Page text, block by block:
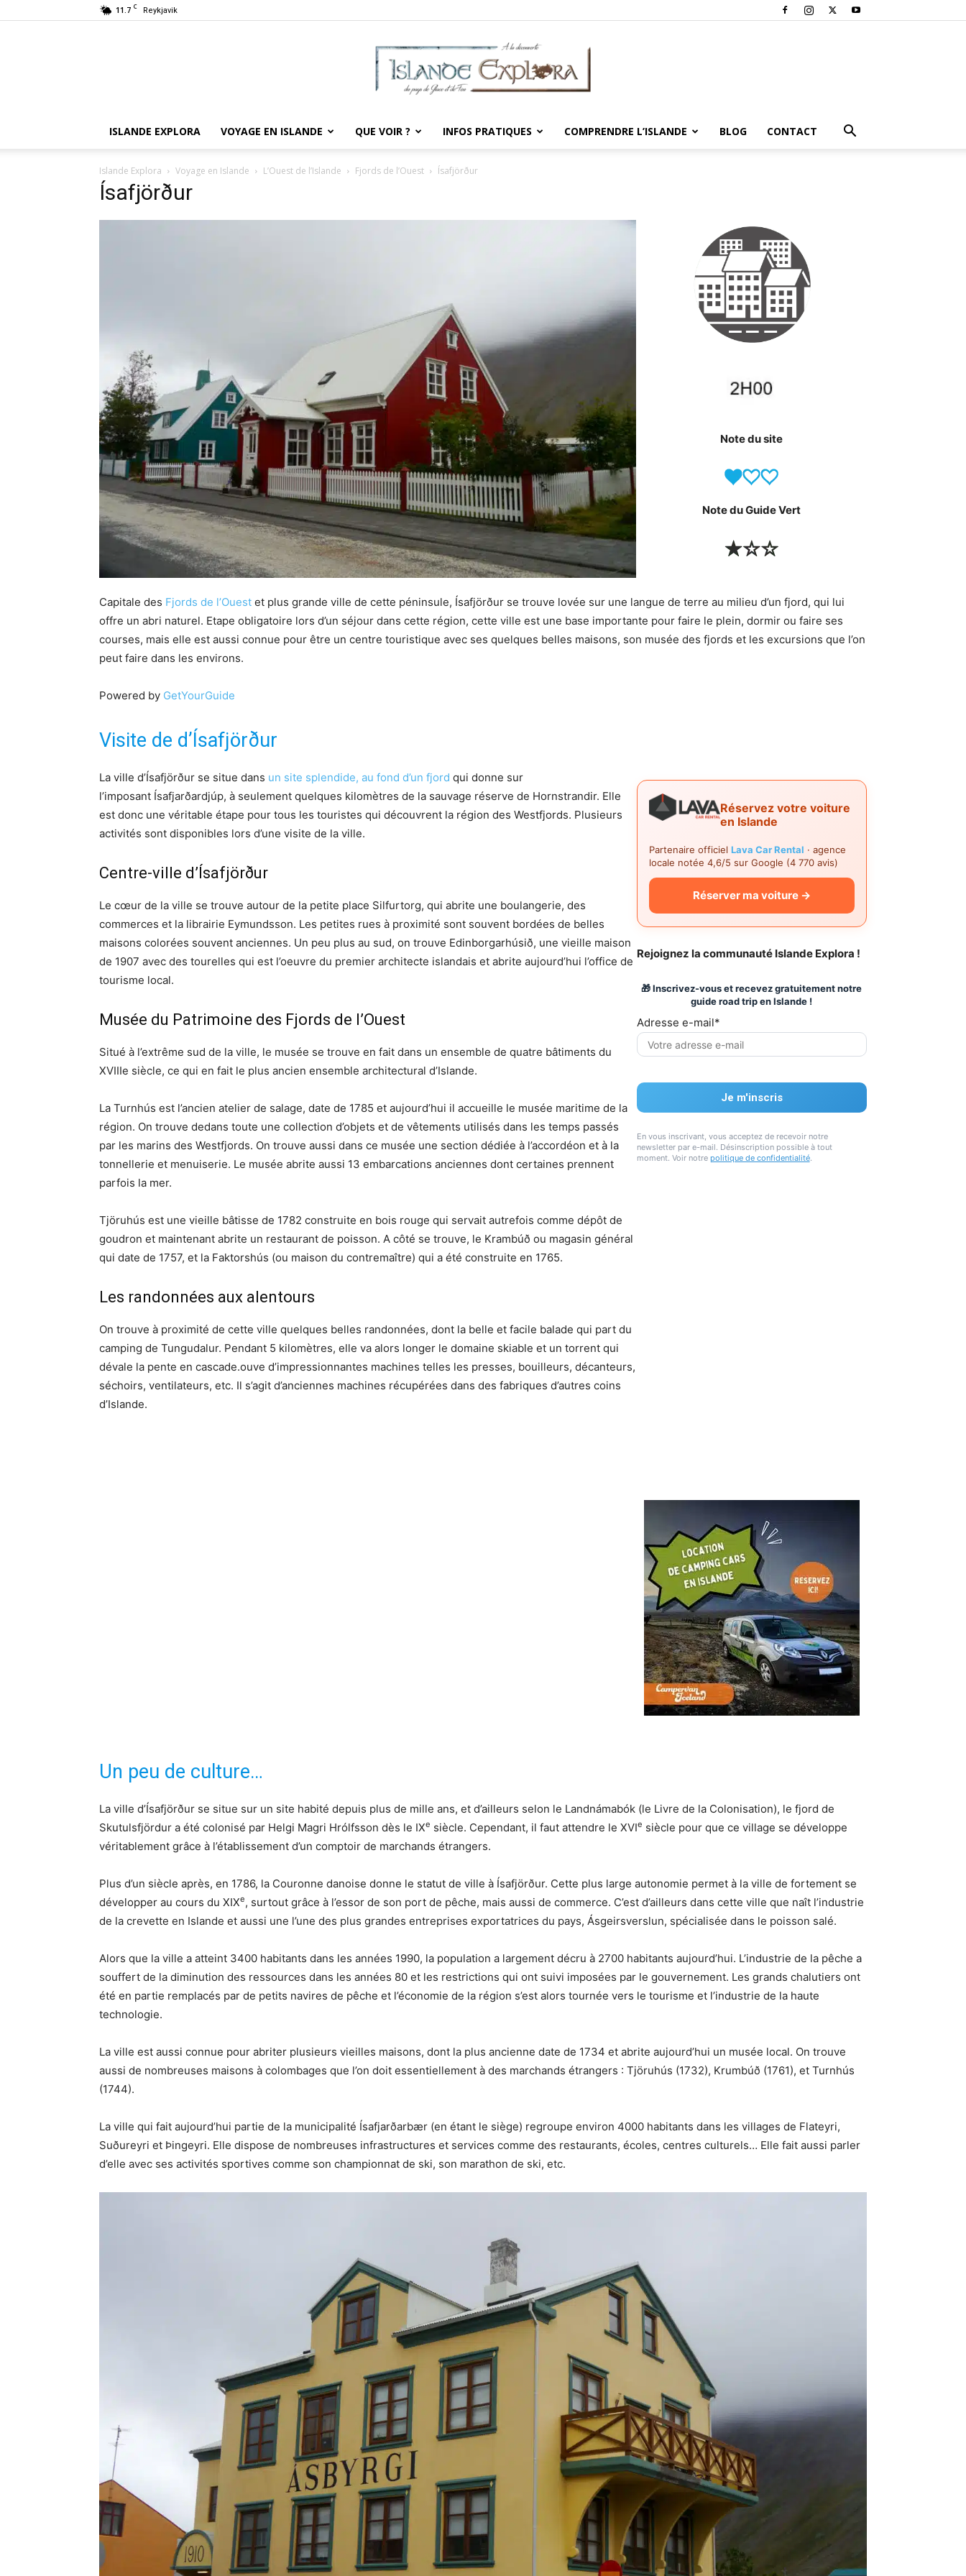
11.7 C Reykjavik
ISLANDE EXPLORA VOYAGE EN ISLANDE QUE VOIR ? INFOS PRATIQUES COMPRENDRE L’ISLANDE BLOG CONTACT
Islande Explora Voyage en Islande L’Ouest de l’Islande Fjords de l’Ouest Ísafjörður
Ísafjörður
Note du site
Note du Guide Vert
Capitale des Fjords de l’Ouest et plus grande ville de cette péninsule, Ísafjörður se trouve lovée sur une langue de terre au milieu d’un fjord, qui lui
offre un abri naturel. Etape obligatoire lors d’un séjour dans cette région, cette ville est une base importante pour faire le plein, dormir ou faire ses
courses, mais elle est aussi connue pour être un centre touristique avec ses quelques belles maisons, son musée des fjords et les excursions que l’on
peut faire dans les environs.
Powered by GetYourGuide
Visite de d’Ísafjörður
La ville d’Ísafjörður se situe dans un site splendide, au fond d’un fjord qui donne sur
l’imposant Ísafjarðardjúp, à seulement quelques kilomètres de la sauvage réserve de Hornstrandir. Elle
est donc une véritable étape pour tous les touristes qui découvrent la région des Westfjords. Plusieurs
activités sont disponibles lors d’une visite de la ville.
Centre-ville d’Ísafjörður
Le cœur de la ville se trouve autour de la petite place Silfurtorg, qui abrite une boulangerie, des
commerces et la librairie Eymundsson. Les petites rues à proximité sont souvent bordées de belles
maisons colorées souvent anciennes. Un peu plus au sud, on trouve Edinborgarhúsið, une vieille maison
de 1907 avec des tourelles qui est l’oeuvre du premier architecte islandais et abrite aujourd’hui l’office de
tourisme local.
Musée du Patrimoine des Fjords de l’Ouest
Situé à l’extrême sud de la ville, le musée se trouve en fait dans un ensemble de quatre bâtiments du
XVIIIe siècle, ce qui en fait le plus ancien ensemble architectural d’Islande.
La Turnhús est l’ancien atelier de salage, date de 1785 et aujourd’hui il accueille le musée maritime de la
région. On trouve dedans toute une collection d’objets et de vêtements utilisés dans les temps passés
par les marins des Westfjords. On trouve aussi dans ce musée une section dédiée à l’accordéon et à la
tonnellerie et menuiserie. Le musée abrite aussi 13 embarcations anciennes dont certaines prennent
parfois la mer.
Tjöruhús est une vieille bâtisse de 1782 construite en bois rouge qui servait autrefois comme dépôt de
goudron et maintenant abrite un restaurant de poisson. A côté se trouve, le Krambúð ou magasin général
qui date de 1757, et la Faktorshús (ou maison du contremaître) qui a été construite en 1765.
Les randonnées aux alentours
On trouve à proximité de cette ville quelques belles randonnées, dont la belle et facile balade qui part du
camping de Tungudalur. Pendant 5 kilomètres, elle va alors longer le domaine skiable et un torrent qui
dévale la pente en cascade.ouve d’impressionnantes machines telles les presses, bouilleurs, décanteurs,
séchoirs, ventilateurs, etc. Il s’agit d’anciennes machines récupérées dans des fabriques d’autres coins
d’Islande.
Réservez votre voiture
en Islande
Partenaire officiel Lava Car Rental · agence
locale notée 4,6/5 sur Google (4 770 avis)
Réserver ma voiture →
Rejoignez la communauté Islande Explora !
🎁 Inscrivez-vous et recevez gratuitement notre
guide road trip en Islande !
Adresse e-mail*
En vous inscrivant, vous acceptez de recevoir notre
newsletter par e-mail. Désinscription possible à tout
moment. Voir notre politique de confidentialité.
Un peu de culture…
La ville d’Ísafjörður se situe sur un site habité depuis plus de mille ans, et d’ailleurs selon le Landnámabók (le Livre de la Colonisation), le fjord de
Skutulsfjördur a été colonisé par Helgi Magri Hrólfsson dès le IXe siècle. Cependant, il faut attendre le XVIe siècle pour que ce village se développe
véritablement grâce à l’établissement d’un comptoir de marchands étrangers.
Plus d’un siècle après, en 1786, la Couronne danoise donne le statut de ville à Ísafjörður. Cette plus large autonomie permet à la ville de fortement se
développer au cours du XIXe, surtout grâce à l’essor de son port de pêche, mais aussi de commerce. C’est d’ailleurs dans cette ville que naît l’industrie
de la crevette en Islande et aussi une l’une des plus grandes entreprises exportatrices du pays, Ásgeirsverslun, spécialisée dans le poisson salé.
Alors que la ville a atteint 3400 habitants dans les années 1990, la population a largement décru à 2700 habitants aujourd’hui. L’industrie de la pêche a
souffert de la diminution des ressources dans les années 80 et les restrictions qui ont suivi imposées par le gouvernement. Les grands chalutiers ont
été en partie remplacés par de petits navires de pêche et l’économie de la région s’est alors tournée vers le tourisme et l’industrie de la haute
technologie.
La ville est aussi connue pour abriter plusieurs vieilles maisons, dont la plus ancienne date de 1734 et abrite aujourd’hui un musée local. On trouve
aussi de nombreuses maisons à colombages que l’on doit essentiellement à des marchands étrangers : Tjöruhús (1732), Krumbúð (1761), et Turnhús
(1744).
La ville qui fait aujourd’hui partie de la municipalité Ísafjarðarbær (en étant le siège) regroupe environ 4000 habitants dans les villages de Flateyri,
Suðureyri et Þingeyri. Elle dispose de nombreuses infrastructures et services comme des restaurants, écoles, centres culturels… Elle fait aussi parler
d’elle avec ses activités sportives comme son championnat de ski, son marathon de ski, etc.